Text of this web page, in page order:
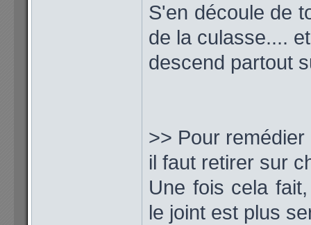
S'en découle de
de la culasse....
descend partout
>> Pour remédier
il faut retirer sur
Une fois cela
le joint est plus